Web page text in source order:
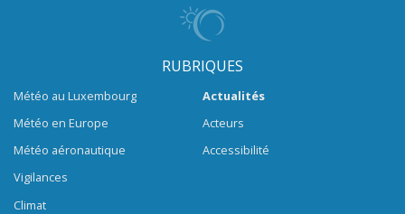
RUBRIQUES
Météo au Luxembourg
Météo en Europe
Météo aéronautique
Vigilances
Climat
Actualités
Acteurs
Accessibilité